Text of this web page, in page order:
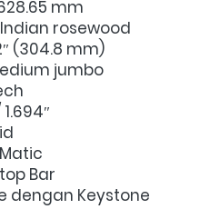
mm
Indian rosewood
(304.8 mm)
jumbo
Bar
dengan Keystone